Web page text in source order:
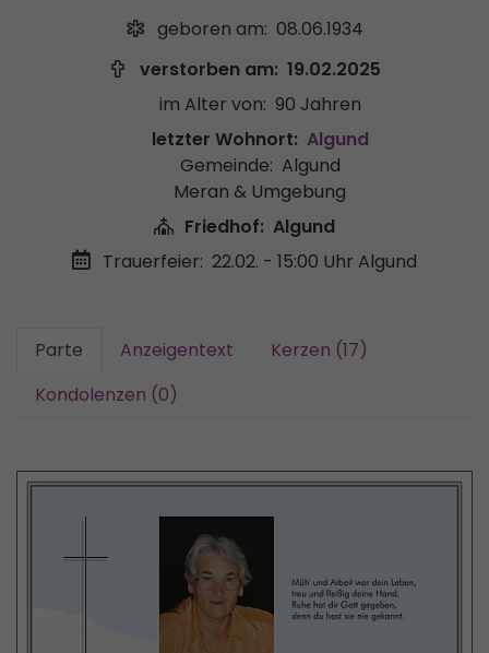
geboren am: 08.06.1934
verstorben am: 19.02.2025
im Alter von: 90 Jahren
letzter Wohnort: Algund
Gemeinde: Algund
Meran & Umgebung
Friedhof: Algund
Trauerfeier: 22.02. - 15:00 Uhr Algund
Parte Anzeigentext
Kerzen (17)
Kondolenzen (0)